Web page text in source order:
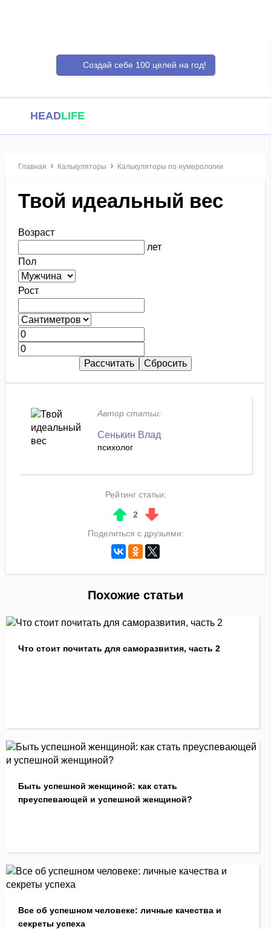
Создай себе 100 целей на год!
HEADLIFE
Главная Калькуляторы Калькуляторы по нумерологии
Твой идеальный вес
Возраст
лет
Пол
Рост
Автор статьи:
Сенькин Влад
психолог
Рейтинг статьи:
2
Поделиться с друзьями:
Похожие статьи
Что стоит почитать для саморазвития, часть 2
Быть успешной женщиной: как стать
преуспевающей и успешной женщиной?
Все об успешном человеке: личные качества и
секреты успеха